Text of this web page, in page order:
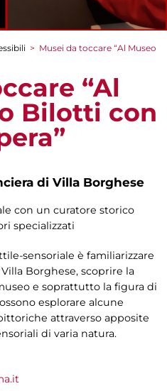
> Musei da toccare “Al Museo
“Al
Bilotti con
di Villa Borghese
con un curatore storico
specializzati
sensoriale è familiarizzare
Borghese, scoprire la
e soprattutto la figura di
esplorare alcune
attraverso apposite
di varia natura.